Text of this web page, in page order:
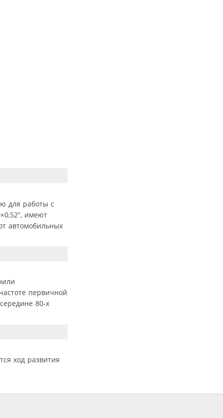
для работы с
имеют
автомобильных
первичной
80-х
ход развития